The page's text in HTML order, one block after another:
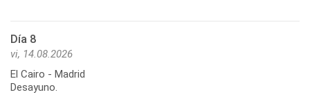
Día 8
vi, 14.08.2026
El Cairo - Madrid
Desayuno.